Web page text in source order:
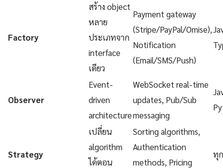
Factory
สร้าง object
หลาย
ประเภทจาก
interface
เดียว
Payment gateway
(Stripe/PayPal/Omise),
Notification
(Email/SMS/Push)
Observer
Event-
driven
architecture
WebSocket real-time
updates, Pub/Sub
messaging
Strategy
เปลี่ยน
algorithm
ได้ตอน
Sorting algorithms,
Authentication
methods, Pricing
ทุ